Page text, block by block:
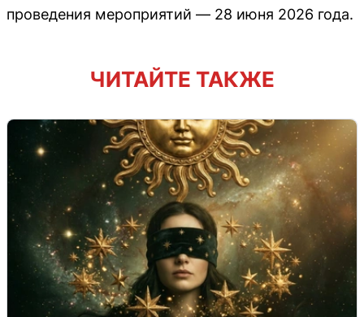
проведения мероприятий — 28 июня 2026 года.
ЧИТАЙТЕ ТАКЖЕ